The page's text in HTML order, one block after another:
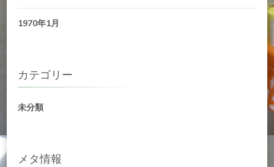
1970年1月
カテゴリー
未分類
メタ情報